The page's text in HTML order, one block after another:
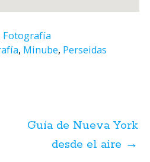
Fotografía
, Minube, Perseidas
Guía de Nueva York
desde el aire →